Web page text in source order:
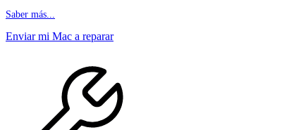
Saber más...
Enviar mi Mac a reparar